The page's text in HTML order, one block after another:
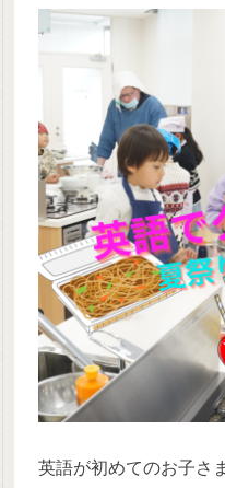
英語が初めてのお子さ